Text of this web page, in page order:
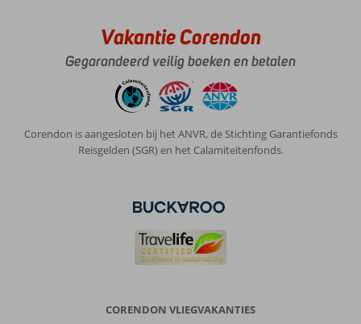
Vakantie Corendon
Gegarandeerd veilig boeken en betalen
Corendon is aangesloten bij het ANVR, de Stichting Garantiefonds
Reisgelden (SGR) en het Calamiteitenfonds.
CORENDON VLIEGVAKANTIES